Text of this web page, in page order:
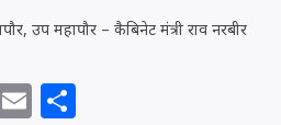
उप महापौर – कैबिनेट मंत्री राव नरबीर
E